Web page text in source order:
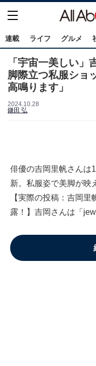
連載 ライフ グルメ
「宇宙一美しい」
脚際立つ私服ショ
高鳴ります」
2024.10.28
鎌田 弘
俳優の吉岡里帆さんは
新。私服姿で美脚が映
【実際の投稿：吉岡
露！】吉岡さんは「